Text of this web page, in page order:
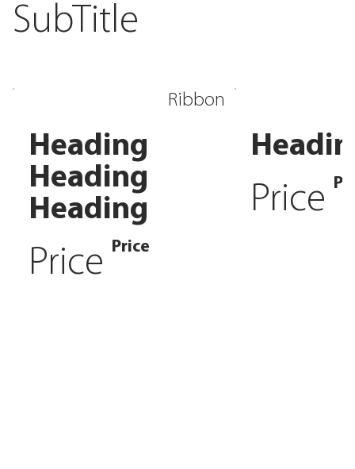
SubTitle
Ribbon
Heading
Heading
Heading
Price Price
Price